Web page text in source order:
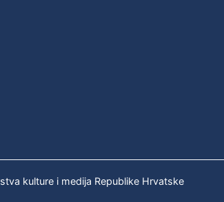
kulture i medija Republike Hrvatske